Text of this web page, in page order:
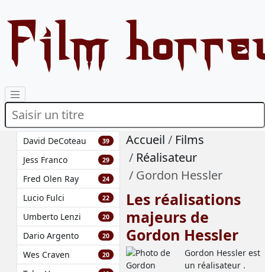
Film
David DeCoteau 39
Jess Franco 29
Fred Olen Ray 24
Lucio Fulci 22
Umberto Lenzi 20
Dario Argento 20
Wes Craven 20
Accueil
Films
Réalisateur
Gordon Hessler
Les réalisations
majeurs de
Gordon Hessler
Gordon Hessler est
un réalisateur .